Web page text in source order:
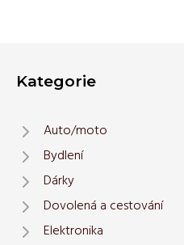
Kategorie
Auto/moto
Bydlení
Dárky
Dovolená a cestování
Elektronika